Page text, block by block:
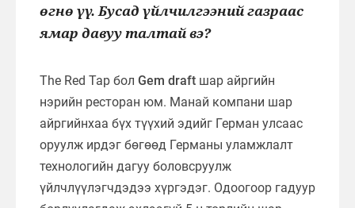
өгнө үү. Бусад үйлчилгээний газраас
ямар давуу талтай вэ?
The Red Tap бол Gem draft шар айргийн
нэрийн ресторан юм. Манай компани шар
айргийнхаа бүх түүхий эдийг Герман улсаас
оруулж ирдэг бөгөөд Германы уламжлалт
технологийн дагуу боловсруулж
үйлчлүүлэгчдэдээ хүргэдэг. Одоогоор гадуур